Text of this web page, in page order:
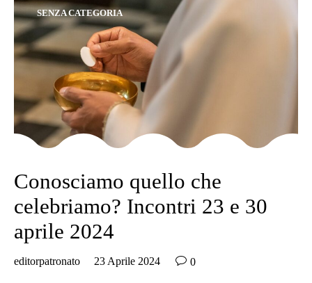
Category
SENZA CATEGORIA
Conosciamo quello che
celebriamo? Incontri 23 e 30
aprile 2024
editorpatronato 23 Aprile 2024  0